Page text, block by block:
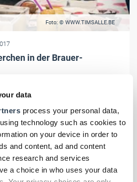
data
process your personal data,
technology such as cookies to
on your device in order to
and content, ad and content
research and services
a choice in who uses your data
Foto: © WWW.TIMSALLE.BE
in der Brauer-
ein, ein kulinarischer Hochtag für alle